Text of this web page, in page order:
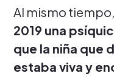
Al mismo tiempo,
2019 una
que la niña que
estaba viva y